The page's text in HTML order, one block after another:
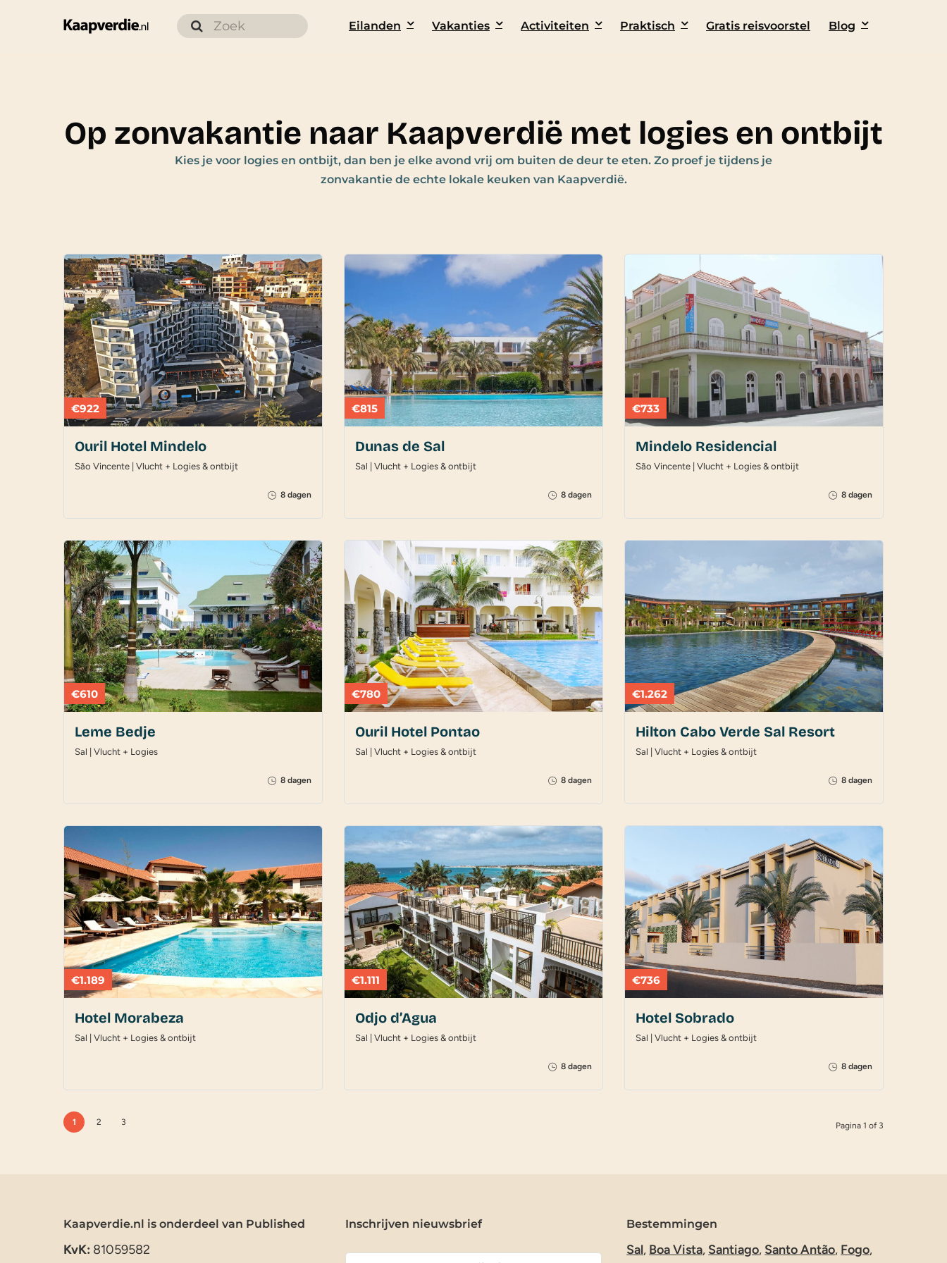
Eilanden Vakanties Activiteiten Praktisch Gratis reisvoorstel Blog
Op zonvakantie naar Kaapverdië met logies en ontbijt
Kies je voor logies en ontbijt, dan ben je elke avond vrij om buiten de deur te eten. Zo proef je tijdens je
zonvakantie de echte lokale keuken van Kaapverdië.
€922
Ouril Hotel Mindelo
São Vincente | Vlucht + Logies & ontbijt
8 dagen
€815
Dunas de Sal
Sal | Vlucht + Logies & ontbijt
8 dagen
€733
Mindelo Residencial
São Vincente | Vlucht + Logies & ontbijt
8 dagen
€610
Leme Bedje
Sal | Vlucht + Logies
8 dagen
€780
Ouril Hotel Pontao
Sal | Vlucht + Logies & ontbijt
8 dagen
€1.262
Hilton Cabo Verde Sal Resort
Sal | Vlucht + Logies & ontbijt
8 dagen
€1.189
Hotel Morabeza
Sal | Vlucht + Logies & ontbijt
€1.111
Odjo d’Agua
Sal | Vlucht + Logies & ontbijt
8 dagen
€736
Hotel Sobrado
Sal | Vlucht + Logies & ontbijt
8 dagen
1 2 3 Pagina 1 of 3
Kaapverdie.nl is onderdeel van Published
KvK: 81059582
Inschrijven nieuwsbrief Bestemmingen
Sal, Boa Vista, Santiago, Santo Antão, Fogo,